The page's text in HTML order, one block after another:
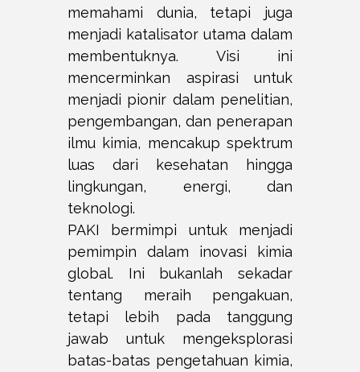
memahami dunia, tetapi juga
menjadi katalisator utama dalam
membentuknya. Visi ini
mencerminkan aspirasi untuk
menjadi pionir dalam penelitian,
pengembangan, dan penerapan
ilmu kimia, mencakup spektrum
luas dari kesehatan hingga
lingkungan, energi, dan
teknologi.
PAKI bermimpi untuk menjadi
pemimpin dalam inovasi kimia
global. Ini bukanlah sekadar
tentang meraih pengakuan,
tetapi lebih pada tanggung
jawab untuk mengeksplorasi
batas-batas pengetahuan kimia,